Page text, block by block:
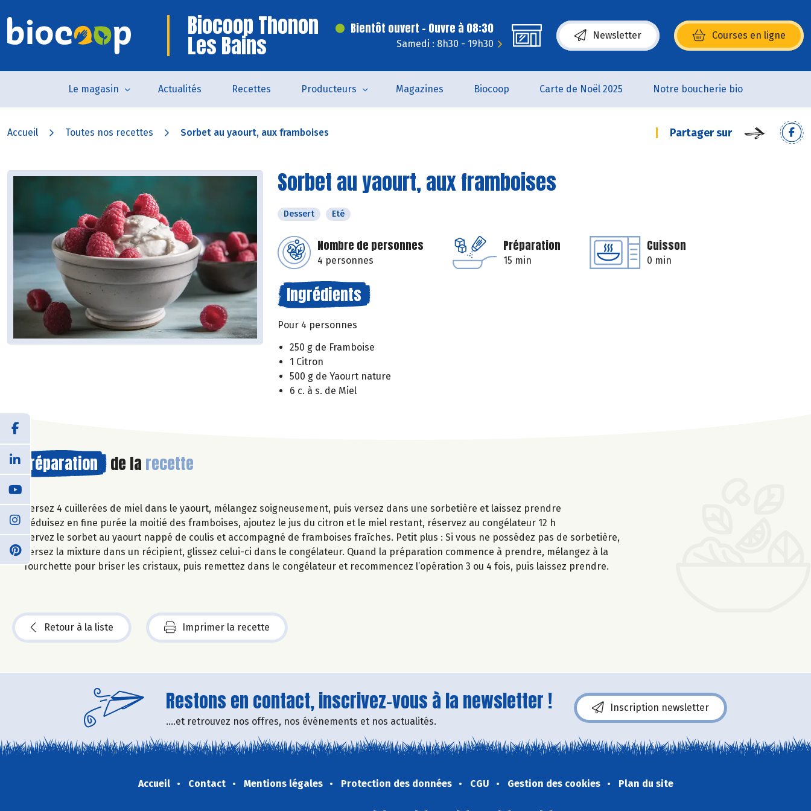
Biocoop Thonon
Les Bains
Bientôt ouvert - Ouvre à 08:30
Samedi : 8h30 - 19h30
Newsletter Courses en ligne
(s’ouvre dans une nouvelle fenêtre)
Le magasin Actualités Recettes Producteurs Magazines Biocoop Carte de Noël 2025 Notre boucherie bio
Accueil Toutes nos recettes Sorbet au yaourt, aux framboises Partager sur
Sorbet au yaourt, aux framboises
Dessert Eté
Nombre de personnes
4 personnes
Préparation
15 min
Cuisson
0 min
Ingrédients
Pour 4 personnes
250 g de Framboise
1 Citron
500 g de Yaourt nature
6 c. à s. de Miel
Préparation de la recette
Versez 4 cuillerées de miel dans le yaourt, mélangez soigneusement, puis versez dans une sorbetière et laissez prendre
Réduisez en fine purée la moitié des framboises, ajoutez le jus du citron et le miel restant, réservez au congélateur 12 h
Servez le sorbet au yaourt nappé de coulis et accompagné de framboises fraîches. Petit plus : Si vous ne possédez pas de sorbetière,
versez la mixture dans un récipient, glissez celui-ci dans le congélateur. Quand la préparation commence à prendre, mélangez à la
fourchette pour briser les cristaux, puis remettez dans le congélateur et recommencez l’opération 3 ou 4 fois, puis laissez prendre.
Retour à la liste Imprimer la recette
Restons en contact, inscrivez-vous à la newsletter !
....et retrouvez nos offres, nos événements et nos actualités.
Inscription newsletter
Accueil Contact Mentions légales Protection des données CGU Gestion des cookies Plan du site